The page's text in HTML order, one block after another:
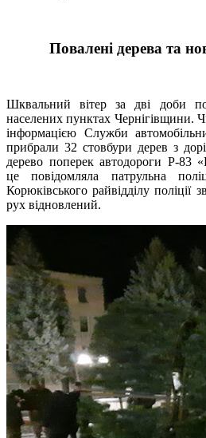
Повалені дерева та
Шквальний вітер за дві доби
населених пунктах Чернігівщини.
інформацією Служби
прибрали 32 стовбури дерев з
дерево поперек автодороги Р-83
це повідомляла патрульна
Корюківського райвідділу поліції
рух відновлений.